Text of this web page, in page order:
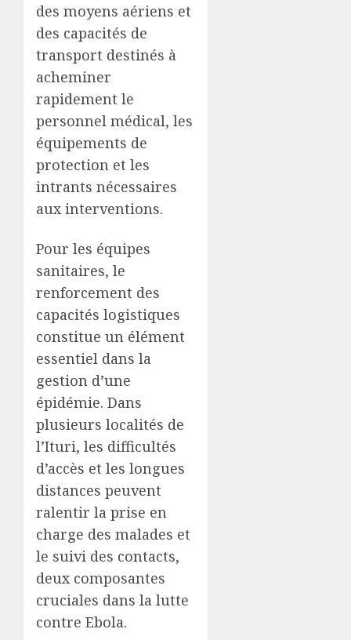
des moyens aériens et
des capacités de
transport destinés à
acheminer
rapidement le
personnel médical, les
équipements de
protection et les
intrants nécessaires
aux interventions.
Pour les équipes
sanitaires, le
renforcement des
capacités logistiques
constitue un élément
essentiel dans la
gestion d’une
épidémie. Dans
plusieurs localités de
l’Ituri, les difficultés
d’accès et les longues
distances peuvent
ralentir la prise en
charge des malades et
le suivi des contacts,
deux composantes
cruciales dans la lutte
contre Ebola.